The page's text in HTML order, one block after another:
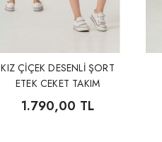
KIZ ÇİÇEK DESENLİ ŞORT
ETEK CEKET TAKIM
1.790,00 TL